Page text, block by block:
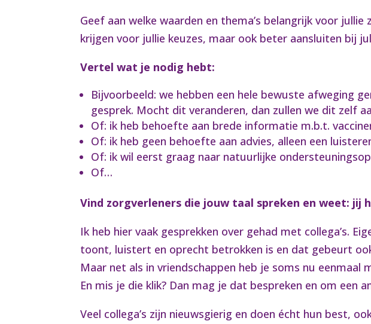
Geef aan welke waarden en thema’s belangrijk voor
krijgen voor jullie keuzes, maar ook beter aansluiten bij
Vertel wat je nodig hebt:
Bijvoorbeeld: we hebben een hele bewuste afweging
gesprek. Mocht dit veranderen, dan zullen we dit zelf
Of: ik heb behoefte aan brede informatie m.b.t.
Of: ik heb geen behoefte aan advies, alleen een
Of: ik wil eerst graag naar natuurlijke
Of…
Vind zorgverleners die jouw taal spreken en weet: jij
Ik heb hier vaak gesprekken over gehad met collega’s.
toont, luistert en oprecht betrokken is en dat gebeurt
Maar net als in vriendschappen heb je soms nu eenmaal
En mis je die klik? Dan mag je dat bespreken en om een
Veel collega’s zijn nieuwsgierig en doen écht hun best,